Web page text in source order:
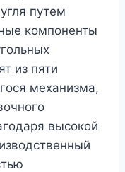
путем
компоненты
из пяти
механизма,
высокой